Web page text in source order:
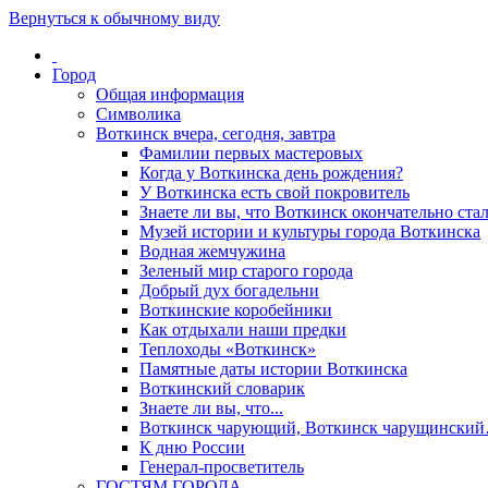
Вернуться к обычному виду
Город
Общая информация
Символика
Воткинск вчера, сегодня, завтра
Фамилии первых мастеровых
Когда у Воткинска день рождения?
У Воткинска есть свой покровитель
Знаете ли вы, что Воткинск окончательно
Музей истории и культуры города Воткинска
Водная жемчужина
Зеленый мир старого города
Добрый дух богадельни
Воткинские коробейники
Как отдыхали наши предки
Теплоходы «Воткинск»
Памятные даты истории Воткинска
Воткинский словарик
Знаете ли вы, что...
Воткинск чарующий, Воткинск
К дню России
Генерал-просветитель